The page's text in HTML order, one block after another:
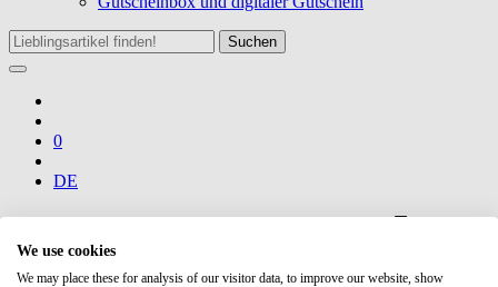
Suchen
0
DE
We use cookies
We may place these for analysis of our visitor data, to improve our website, show